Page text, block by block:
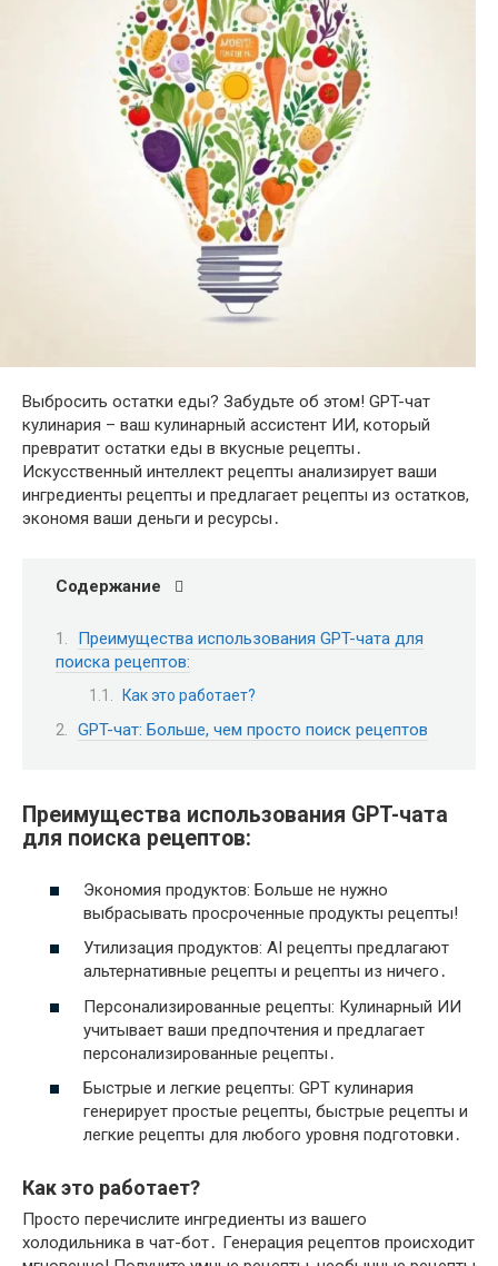
Выбросить остатки еды? Забудьте об этом! GPT-чат
кулинария – ваш кулинарный ассистент ИИ, который
превратит остатки еды в вкусные рецепты․
Искусственный интеллект рецепты анализирует ваши
ингредиенты рецепты и предлагает рецепты из остатков,
экономя ваши деньги и ресурсы․
Содержание
Преимущества использования GPT-чата для
поиска рецептов:
Как это работает?
GPT-чат: Больше, чем просто поиск рецептов
Преимущества использования GPT-чата
для поиска рецептов:
Экономия продуктов: Больше не нужно
выбрасывать просроченные продукты рецепты!
Утилизация продуктов: AI рецепты предлагают
альтернативные рецепты и рецепты из ничего․
Персонализированные рецепты: Кулинарный ИИ
учитывает ваши предпочтения и предлагает
персонализированные рецепты․
Быстрые и легкие рецепты: GPT кулинария
генерирует простые рецепты, быстрые рецепты и
легкие рецепты для любого уровня подготовки․
Как это работает?
Просто перечислите ингредиенты из вашего
холодильника в чат-бот․ Генерация рецептов происходит